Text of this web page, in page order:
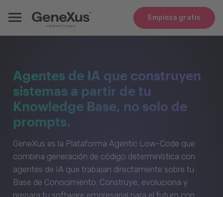
Empieza gratis
Agentes de IA que construyen
sistemas a partir de tu
Knowledge Base, no solo de
prompts.
GeneXus es la Plataforma Agentic Low-Code que
combina generación de código determinística con
agentes de IA que trabajan directamente sobre tu
Base de Conocimiento. Construye, evoluciona y
prepara tu software empresarial para el futuro con